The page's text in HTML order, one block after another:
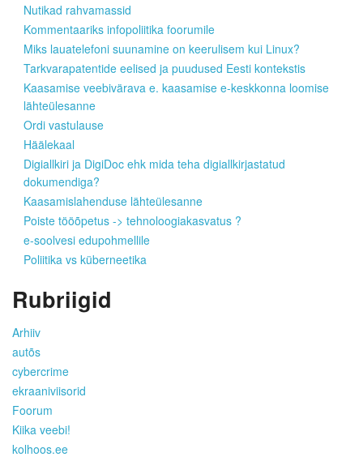
Nutikad rahvamassid
Kommentaariks infopoliitika foorumile
Miks lauatelefoni suunamine on keerulisem kui Linux?
Tarkvarapatentide eelised ja puudused Eesti kontekstis
Kaasamise veebivärava e. kaasamise e-keskkonna loomise
lähteülesanne
Ordi vastulause
Häälekaal
Digiallkiri ja DigiDoc ehk mida teha digiallkirjastatud
dokumendiga?
Kaasamislahenduse lähteülesanne
Poiste tööõpetus -> tehnoloogiakasvatus ?
e-soolvesi edupohmellile
Poliitika vs küberneetika
Rubriigid
Arhiiv
autõs
cybercrime
ekraaniviisorid
Foorum
Kiika veebi!
kolhoos.ee